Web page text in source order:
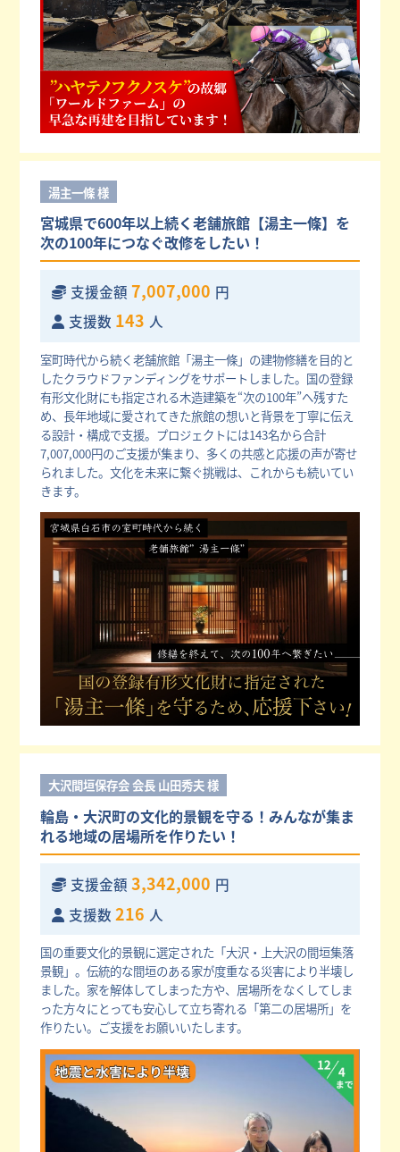
湯主一條 様
宮城県で600年以上続く老舗旅館【湯主一條】を
次の100年につなぐ改修をしたい！
支援金額 7,007,000 円
支援数 143 人
室町時代から続く老舗旅館「湯主一條」の建物修繕を目的と
したクラウドファンディングをサポートしました。国の登録
有形文化財にも指定される木造建築を“次の100年”へ残すた
め、長年地域に愛されてきた旅館の想いと背景を丁寧に伝え
る設計・構成で支援。プロジェクトには143名から合計
7,007,000円のご支援が集まり、多くの共感と応援の声が寄せ
られました。文化を未来に繋ぐ挑戦は、これからも続いてい
きます。
大沢間垣保存会 会長 山田秀夫 様
輪島・大沢町の文化的景観を守る！みんなが集ま
れる地域の居場所を作りたい！
支援金額 3,342,000 円
支援数 216 人
国の重要文化的景観に選定された「大沢・上大沢の間垣集落
景観」。伝統的な間垣のある家が度重なる災害により半壊し
ました。家を解体してしまった方や、居場所をなくしてしま
った方々にとっても安心して立ち寄れる「第二の居場所」を
作りたい。ご支援をお願いいたします。